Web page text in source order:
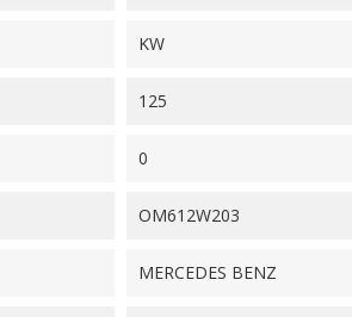
KW
125
0
OM612W203
MERCEDES BENZ